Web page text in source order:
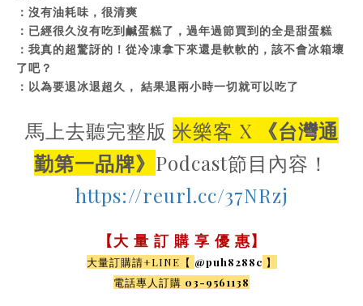
：沒有油耗味，很清爽
：已經很久沒有吃到鹹蛋糕了，過年過節買到的全是甜蛋糕
：我真的超驚訝的！從冷凍拿下來還是軟軟的，該不會冰箱壞
了吧？
：以為要退冰退超久， 結果退兩小時一切就可以吃了
馬上去聽完整版 米樂客 X
《台灣通
勤第一品牌》 Podcast節目內容！
https://reurl.cc/37NRzj
【大 量 訂 購 享 優 惠】
大量訂購請+LINE【 @puh8288c 】
電話專人訂購 03-9561138